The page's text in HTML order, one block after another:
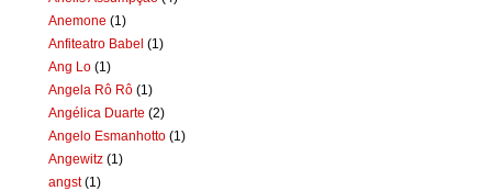
Anemone (1)
Anfiteatro Babel (1)
Ang Lo (1)
Angela Rô Rô (1)
Angélica Duarte (2)
Angelo Esmanhotto (1)
Angewitz (1)
angst (1)